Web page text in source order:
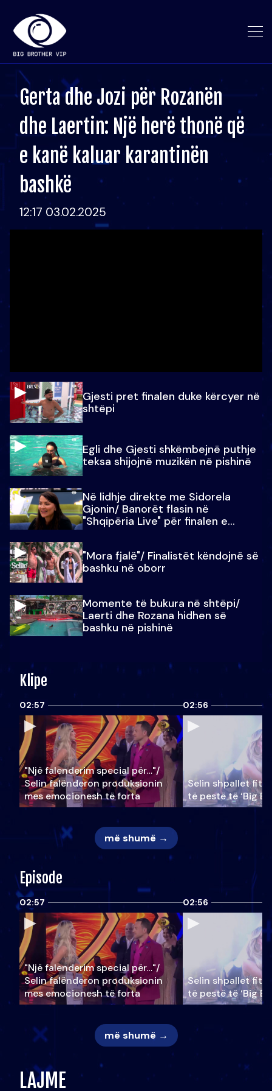
Gerta dhe Jozi për Rozanën
dhe Laertin: Një herë thonë që
e kanë kaluar karantinën
bashkë
12:17 03.02.2025
Gjesti pret finalen duke kërcyer në
shtëpi
Egli dhe Gjesti shkëmbejnë puthje
teksa shijojnë muzikën në pishinë
Në lidhje direkte me Sidorela
Gjonin/ Banorët flasin në
"Shqipëria Live" për finalen e
"Mora fjalë"/ Finalistët këndojnë së
bashku në oborr
Momente të bukura në shtëpi/
Laerti dhe Rozana hidhen së
bashku në pishinë
Klipe
02:57
"Një falenderim special për…"/
Selin falënderon produksionin
mes emocionesh të forta
02:56
Selin shpallet
të pestë të ‘Big
më shumë →
Episode
02:57
"Një falenderim special për…"/
Selin falënderon produksionin
mes emocionesh të forta
02:56
Selin shpallet
të pestë të ‘Big
më shumë →
LAJME